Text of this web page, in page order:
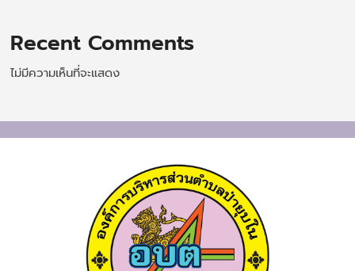
Recent Comments
ไม่มีความเห็นที่จะแสดง